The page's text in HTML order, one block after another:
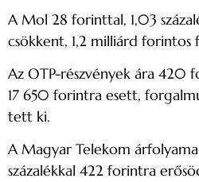
A Mol 28 forinttal, 1,03
csökkent, 1,2 milliárd forintos
Az OTP-részvények ára 420
17 650 forintra esett,
tett ki.
A Magyar Telekom
százalékkal 422 forintra